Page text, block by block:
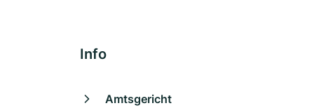
Info
Amtsgericht